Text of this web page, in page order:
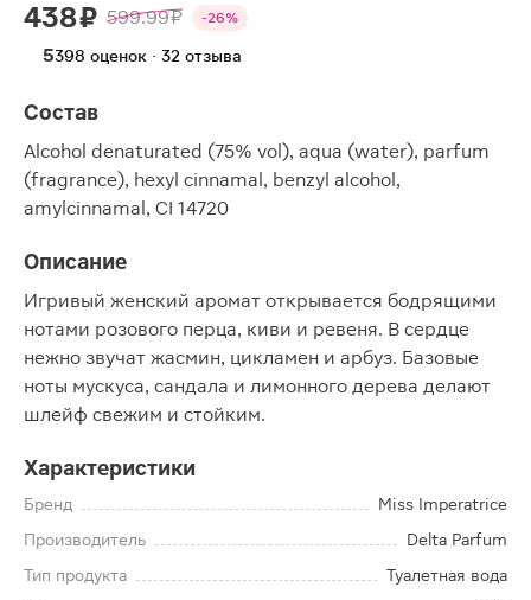
438 ₽ 599.99 ₽ -26%
5398 оценок · 32 отзыва
Состав
Alcohol denaturated (75% vol), aqua (water), parfum
(fragrance), hexyl cinnamal, benzyl alcohol,
amylcinnamal, CI 14720
Описание
Игривый женский аромат открывается бодрящими
нотами розового перца, киви и ревеня. В сердце
нежно звучат жасмин, цикламен и арбуз. Базовые
ноты мускуса, сандала и лимонного дерева делают
шлейф свежим и стойким.
Характеристики
Бренд
Miss Imperatrice
Производитель
Delta Parfum
Тип продукта
Туалетная вода